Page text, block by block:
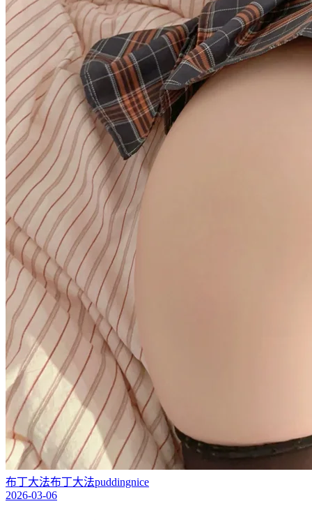
布丁大法布丁大法puddingnice
2026-03-06